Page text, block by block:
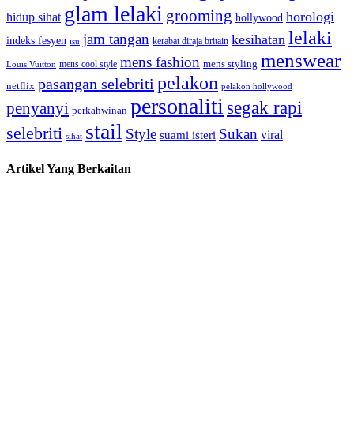
hidup sihat glam lelaki grooming hollywood horologi
indeks fesyen isu jam tangan kerabat diraja britain kesihatan lelaki
Louis Vuitton mens cool style mens fashion mens styling menswear
netflix pasangan selebriti pelakon pelakon hollywood
penyanyi perkahwinan personalitisegak rapi
selebriti sihat stail Style suami isteri Sukan viral
Artikel Yang Berkaitan